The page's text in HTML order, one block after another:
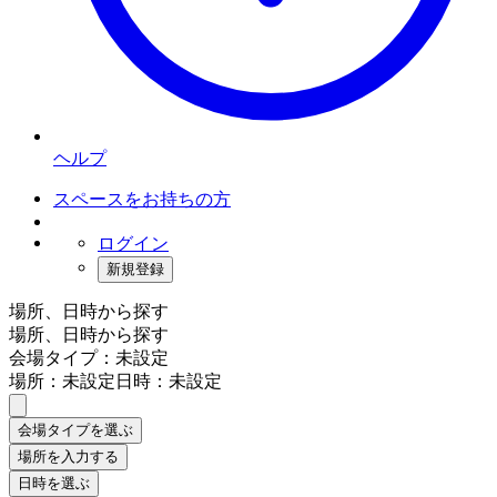
ヘルプ
スペースをお持ちの方
ログイン
新規登録
場所、日時から探す
場所、日時から探す
会場タイプ：未設定
場所：未設定日時：未設定
会場タイプを選ぶ
場所を入力する
日時を選ぶ